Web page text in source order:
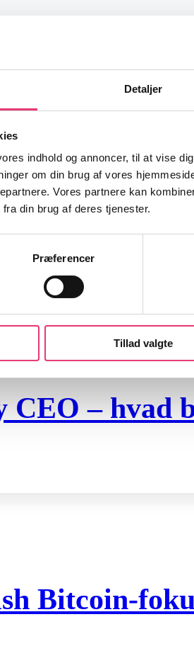
Detaljer
indhold og annoncer, til at vise
om din brug af vores
Vores partnere kan
din brug af deres tjenester.
Præferencer
Tillad valgte
–
– hvad
Bitcoin-